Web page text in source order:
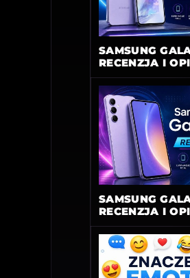
SAMSUNG
RECENZJA I
SAMSUNG
RECENZJA I